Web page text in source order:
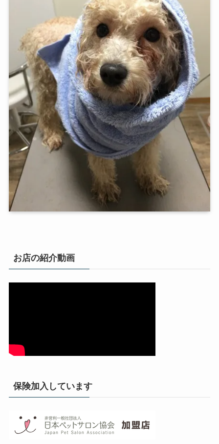
お店の紹介動画
保険加入しています